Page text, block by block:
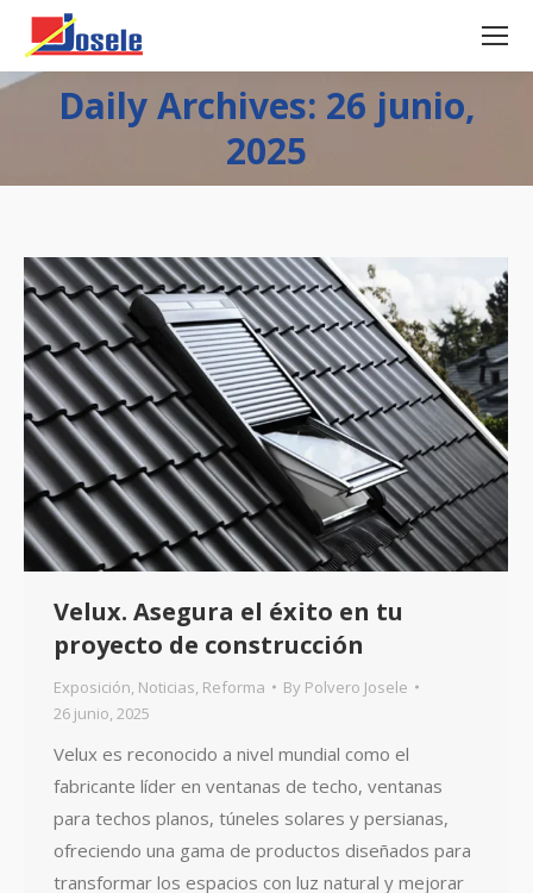
Daily Archives: 26 junio,
2025
Velux. Asegura el éxito en tu
proyecto de construcción
Exposición, Noticias, Reforma By Polvero Josele
26 junio, 2025
Velux es reconocido a nivel mundial como el
fabricante líder en ventanas de techo, ventanas
para techos planos, túneles solares y persianas,
ofreciendo una gama de productos diseñados para
transformar los espacios con luz natural y mejorar